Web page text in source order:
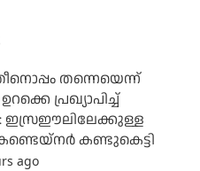
തന്നെയെന്ന്
പ്രഖ്യാപിച്ച്
ഇസ്രഈലിലേക്കുള്ള
കണ്ടുകെട്ടി
ago